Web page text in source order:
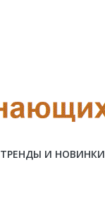
ТРЕНДЫ И НОВИНКИ